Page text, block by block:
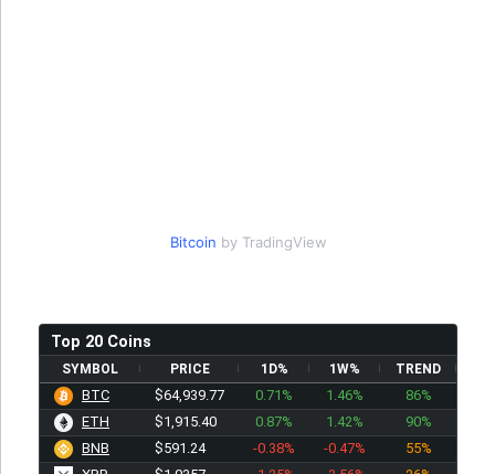
Bitcoin by TradingView
Top 20 Coins
SYMBOL PRICE 1D% 1W% TREND
BTC $64,939.77 0.71% 1.46%
86%
ETH
$1,915.40 0.87% 1.42%
90%
BNB
$591.24 -0.38% -0.47%
55%